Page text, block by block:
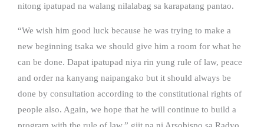
nitong ipatupad na walang nilalabag sa karapatang pantao.
“We wish him good luck because he was trying to make a
new beginning tsaka we should give him a room for what he
can be done. Dapat ipatupad niya rin yung rule of law, peace
and order na kanyang naipangako but it should always be
done by consultation according to the constitutional rights of
people also. Again, we hope that he will continue to build a
program with the rule of law,” giit pa ni Arsobispo sa Radyo